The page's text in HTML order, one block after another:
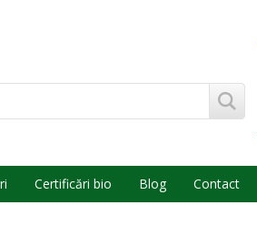
Certificări bio Blog Contact